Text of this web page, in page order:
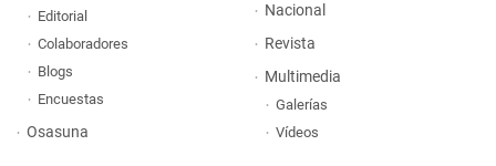
Editorial
Colaboradores
Blogs
Encuestas
Osasuna
Nacional
Revista
Multimedia
Galerías
Vídeos